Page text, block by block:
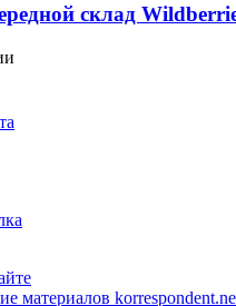
склад
материалов